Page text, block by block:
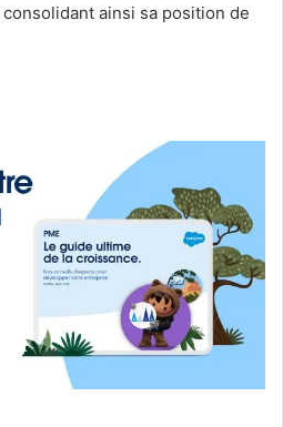
ainsi sa position de